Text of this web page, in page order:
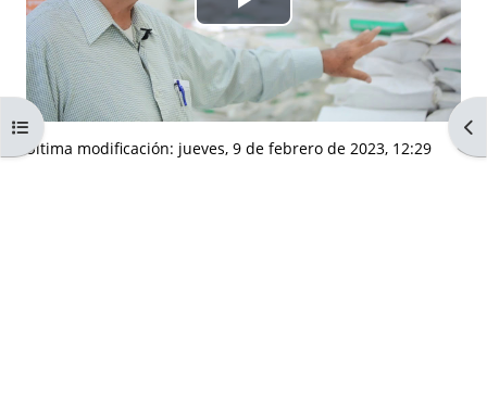
Abrir índice del curso
Reproducir
Vídeo
Última modificación: jueves, 9 de febrero de 2023, 12:29